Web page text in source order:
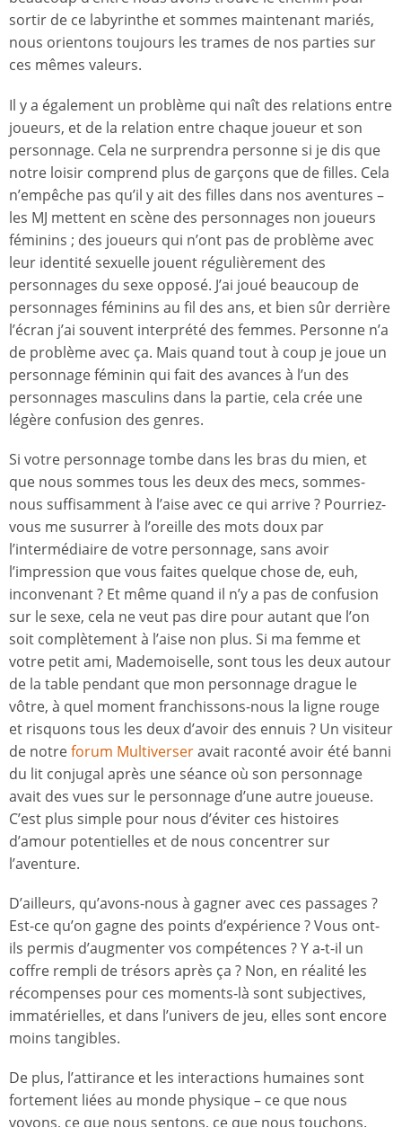
sortir de ce labyrinthe et sommes maintenant mariés,
nous orientons toujours les trames de nos parties sur
ces mêmes valeurs.
Il y a également un problème qui naît des relations entre
joueurs, et de la relation entre chaque joueur et son
personnage. Cela ne surprendra personne si je dis que
notre loisir comprend plus de garçons que de filles. Cela
n’empêche pas qu’il y ait des filles dans nos aventures –
les MJ mettent en scène des personnages non joueurs
féminins ; des joueurs qui n’ont pas de problème avec
leur identité sexuelle jouent régulièrement des
personnages du sexe opposé. J’ai joué beaucoup de
personnages féminins au fil des ans, et bien sûr derrière
l’écran j’ai souvent interprété des femmes. Personne n’a
de problème avec ça. Mais quand tout à coup je joue un
personnage féminin qui fait des avances à l’un des
personnages masculins dans la partie, cela crée une
légère confusion des genres.
Si votre personnage tombe dans les bras du mien, et
que nous sommes tous les deux des mecs, sommes-
nous suffisamment à l’aise avec ce qui arrive ? Pourriez-
vous me susurrer à l’oreille des mots doux par
l’intermédiaire de votre personnage, sans avoir
l’impression que vous faites quelque chose de, euh,
inconvenant ? Et même quand il n’y a pas de confusion
sur le sexe, cela ne veut pas dire pour autant que l’on
soit complètement à l’aise non plus. Si ma femme et
votre petit ami, Mademoiselle, sont tous les deux autour
de la table pendant que mon personnage drague le
vôtre, à quel moment franchissons-nous la ligne rouge
et risquons tous les deux d’avoir des ennuis ? Un visiteur
de notreforum Multiverseravait raconté avoir été banni
du lit conjugal après une séance où son personnage
avait des vues sur le personnage d’une autre joueuse.
C’est plus simple pour nous d’éviter ces histoires
d’amour potentielles et de nous concentrer sur
l’aventure.
D’ailleurs, qu’avons-nous à gagner avec ces passages ?
Est-ce qu’on gagne des points d’expérience ? Vous ont-
ils permis d’augmenter vos compétences ? Y a-t-il un
coffre rempli de trésors après ça ? Non, en réalité les
récompenses pour ces moments-là sont subjectives,
immatérielles, et dans l’univers de jeu, elles sont encore
moins tangibles.
De plus, l’attirance et les interactions humaines sont
fortement liées au monde physique – ce que nous
voyons, ce que nous sentons, ce que nous touchons.